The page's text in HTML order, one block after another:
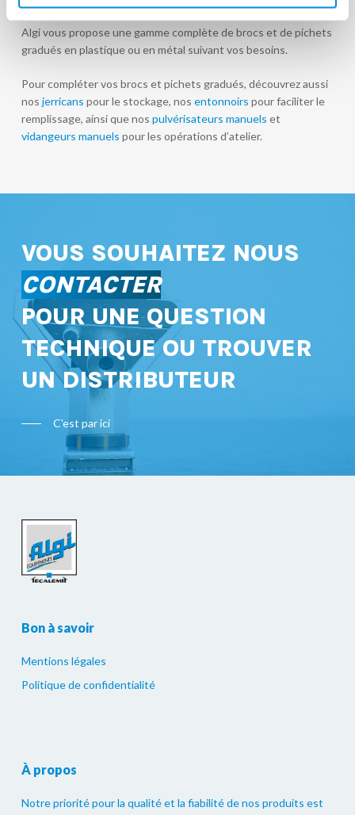
Algi vous propose une gamme complète de brocs et de pichets
gradués en plastique ou en métal suivant vos besoins.
Pour compléter vos brocs et pichets gradués, découvrez aussi
nos jerricans pour le stockage, nos entonnoirs pour faciliter le
remplissage, ainsi que nos pulvérisateurs manuels et
vidangeurs manuels pour les opérations d’atelier.
VOUS SOUHAITEZ NOUS
CONTACTER
POUR UNE QUESTION
TECHNIQUE OU TROUVER
UN DISTRIBUTEUR
C'est par ici
Bon à savoir
Mentions légales
Politique de confidentialité
À propos
Notre priorité pour la qualité et la fiabilité de nos produits est